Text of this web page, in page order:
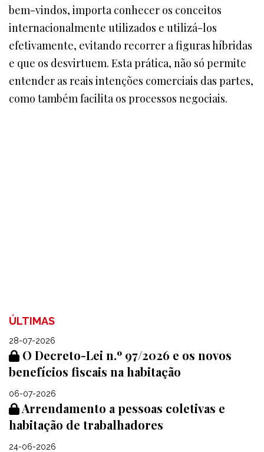
bem-vindos, importa conhecer os conceitos
internacionalmente utilizados e utilizá-los
efetivamente, evitando recorrer a figuras híbridas
e que os desvirtuem. Esta prática, não só permite
entender as reais intenções comerciais das partes,
como também facilita os processos negociais.
ÚLTIMAS
28-07-2026
O Decreto-Lei n.º 97/2026 e os novos
benefícios fiscais na habitação
06-07-2026
Arrendamento a pessoas coletivas e
habitação de trabalhadores
24-06-2026